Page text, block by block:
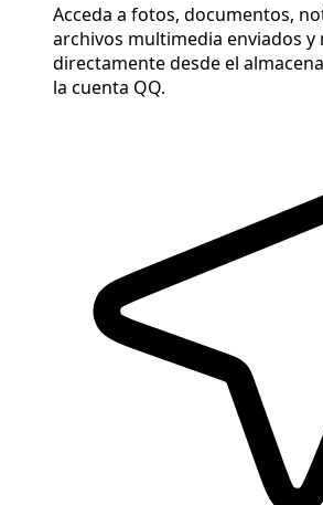
Acceda a fotos, documentos,
archivos multimedia enviados y
directamente desde el
la cuenta QQ.